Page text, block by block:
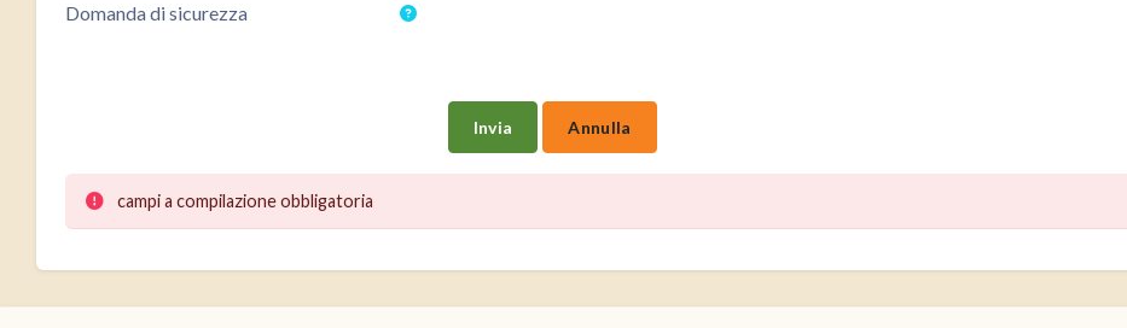
Domanda di sicurezza
campi a compilazione obbligatoria